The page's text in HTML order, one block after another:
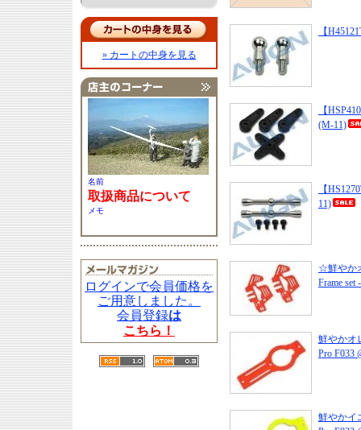
» カートの中身を見る
名前
取扱商品について
メモ
ログインで会員価格を
ご用意しました。
会員登録は
こちら！
【
【
(M-11)
【
11)
☆鮮やか
Frame
鮮やかオ
Pro F033
鮮やかイ